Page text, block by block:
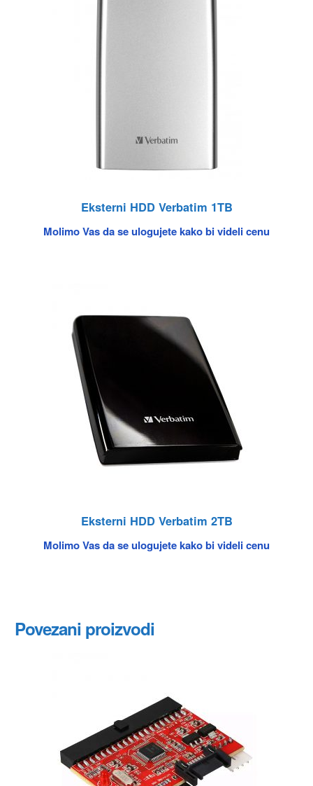
Eksterni HDD Verbatim 1TB
Molimo Vas da se ulogujete kako bi videli cenu
Eksterni HDD Verbatim 2TB
Molimo Vas da se ulogujete kako bi videli cenu
Povezani proizvodi